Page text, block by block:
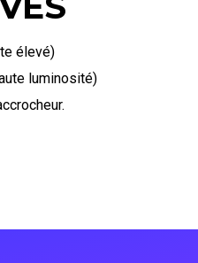
élevé)
luminosité)